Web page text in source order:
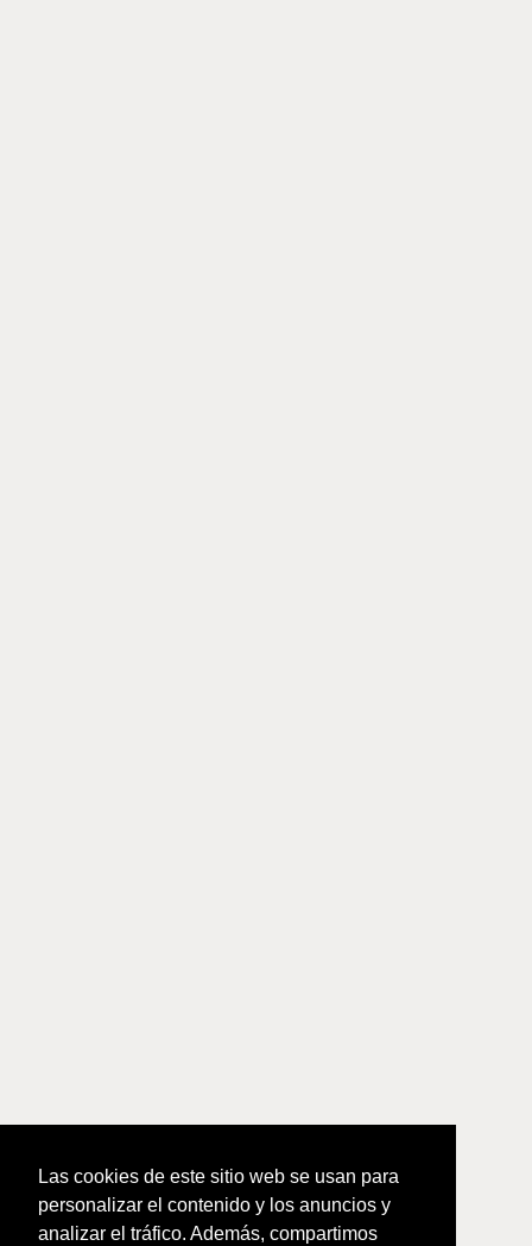
Las cookies de este sitio web se usan para
personalizar el contenido y los anuncios y
analizar el tráfico. Además, compartimos